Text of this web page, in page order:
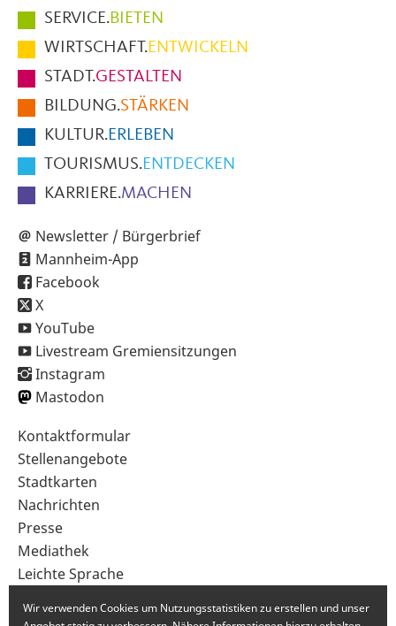
Hauptmenüpunkte
im
Fußbereich
der
Seite
SERVICE.BIETEN
WIRTSCHAFT.ENTWICKELN
STADT.GESTALTEN
BILDUNG.STÄRKEN
KULTUR.ERLEBEN
TOURISMUS.ENTDECKEN
KARRIERE.MACHEN
Newsletter / Bürgerbrief
Mannheim-App
Facebook
X
YouTube
Livestream Gremiensitzungen
Instagram
Mastodon
Sekundärnavigation
im
Fußbereich
Kontaktformular
Stellenangebote
Stadtkarten
Nachrichten
Presse
Mediathek
Leichte Sprache
Wir verwenden Cookies um Nutzungsstatistiken zu erstellen und unser